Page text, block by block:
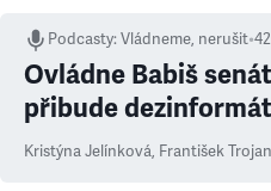
Podcasty:Vládneme, nerušit•
Ovládne Babiš
přibude
Kristýna Jelínková, František Trojan